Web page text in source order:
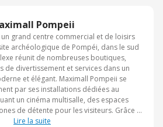
Pompeii
grand centre commercial et de loisirs
archéologique de Pompéi, dans le sud
réunit de nombreuses boutiques,
de divertissement et services dans un
et élégant. Maximall Pompeii se
par ses installations dédiées au
un cinéma multisalle, des espaces
de détente pour les visiteurs. Grâce à
mêlant shopping, loisirs et hospitalité, il
Lire la suite